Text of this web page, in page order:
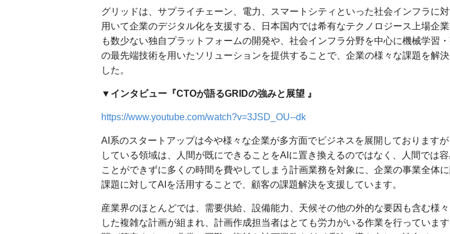
グリッドは、サプライチェーン、電力、スマートシティといった社会インフラに
用いて企業のデジタル化を支援する、日本国内では希有なテクノロジース上場企
も数少ない独自プラットフォームの開発や、社会インフラ分野を中心に機械学習
の最先端技術を用いたソリューションを提供することで、企業の様々な課題を解
した。
▼インタビュー『CTOが語るGRIDの強みと展望 』
https://www.youtube.com/watch?v=3JSD_OU--dk
AI系のスタートアップは今や様々な企業が多方面でビジネスを展開しております
している領域は、人間が既にできることをAIに置き換えるのではなく、人間では容
ことができずに多くの時間を費やしてしまう計画業務を対象に、企業の事業全体
課題に対してAIを活用することで、顧客の課題解決を支援しています。
産業界のほとんどでは、需要供給、設備能力、天候その他の外的な要因も含む様
した複雑な計画が組まれ、計画作成担当者はとても労力がいる作業を行っていま